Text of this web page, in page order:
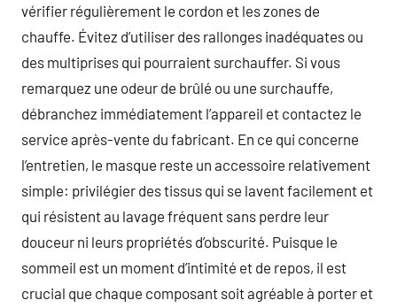
vérifier régulièrement le cordon et les zones de
chauffe. Évitez d’utiliser des rallonges inadéquates ou
des multiprises qui pourraient surchauffer. Si vous
remarquez une odeur de brûlé ou une surchauffe,
débranchez immédiatement l’appareil et contactez le
service après-vente du fabricant. En ce qui concerne
l’entretien, le masque reste un accessoire relativement
simple: privilégier des tissus qui se lavent facilement et
qui résistent au lavage fréquent sans perdre leur
douceur ni leurs propriétés d’obscurité. Puisque le
sommeil est un moment d’intimité et de repos, il est
crucial que chaque composant soit agréable à porter et